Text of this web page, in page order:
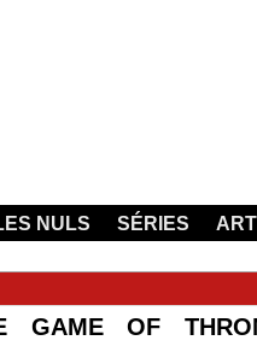
NULS SÉRIES
GAME OF